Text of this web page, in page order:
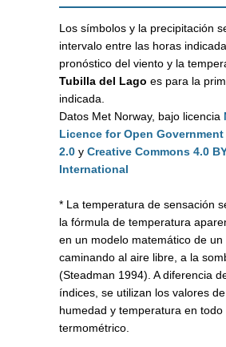
Los símbolos y la precipitación
intervalo entre las horas
pronóstico del viento y la
Tubilla del Lago es para la
indicada.
Datos Met Norway, bajo licencia
Licence for Open Government
2.0 y Creative Commons 4.0
International
* La temperatura de sensación
la fórmula de temperatura
en un modelo matemático de un
caminando al aire libre, a la
(Steadman 1994). A diferencia
índices, se utilizan los valores
humedad y temperatura en todo
termométrico.